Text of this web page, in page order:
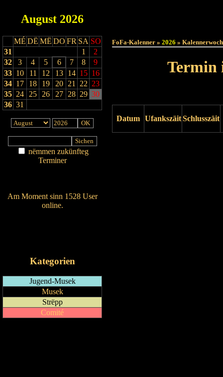
August 2026
MÉ DË MË DO FR SA SO
31
1
2
32
3 4 5 6 7 8
9
33 10 11 12 13 14 15 16
34 17 18 19 20 21 22 23
35 24 25 26 27 28 29 30
36 31
nëmmen zukünfteg
Terminer
Am Moment sinn 1528 User
online.
Kategorien
Jugend-Musek
Musek
Strëpp
Comité
FoFa-Kalenner » 2026 »
Termin
Datum UfankszäitSchlusszäit